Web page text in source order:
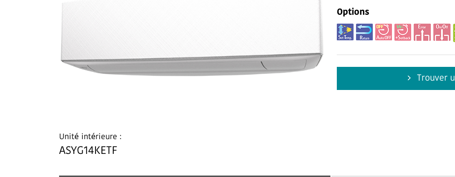
Unité intérieure :
ASYG14KETF
Options
Trouver